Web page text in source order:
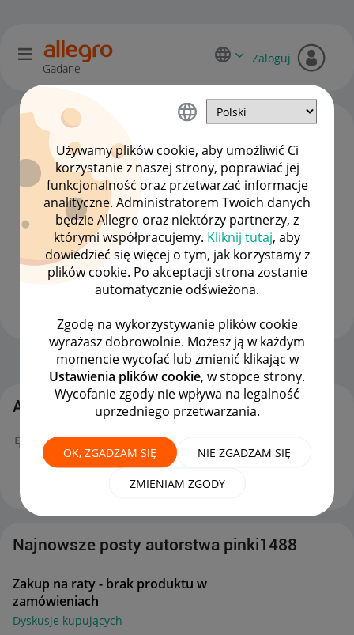
Używamy plików cookie, aby umożliwić Ci
korzystanie z naszej strony, poprawiać jej
funkcjonalność oraz przetwarzać informacje
analityczne. Administratorem Twoich danych
będzie Allegro oraz niektórzy partnerzy, z
którymi współpracujemy. Kliknij tutaj, aby
dowiedzieć się więcej o tym, jak korzystamy z
plików cookie. Po akceptacji strona zostanie
automatycznie odświeżona.
Zgodę na wykorzystywanie plików cookie
wyrażasz dobrowolnie. Możesz ją w każdym
momencie wycofać lub zmienić klikając w
Ustawienia plików cookie, w stopce strony.
Wycofanie zgody nie wpływa na legalność
uprzedniego przetwarzania.
OK, ZGADZAM SIĘ NIE ZGADZAM SIĘ
ZMIENIAM ZGODY
Gadane
Zaloguj
pinki1488
#7 Wielbiciel
Strona Główna OPCJE
Aktywność pinki1488
Twój nowy wpisZakup na raty - brak produktu w
zamówieniachna forum
Dyskusje kupujących
można już podziwiać :)‎14-05-2020
Najnowsze posty autorstwa pinki1488
Zakup na raty - brak produktu w
zamówieniach
Dyskusje kupujących